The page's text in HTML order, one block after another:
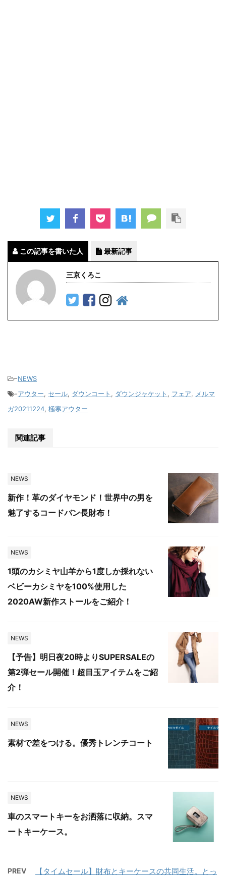
この記事を書いた人 最新記事
三京くろこ
-NEWS
-アウター, セール, ダウンコート , ダウンジャケット , フェア, メルマ
ガ20211224, 極寒アウター
関連記事
NEWS
新作！革のダイヤモンド！世界中の男を
魅了するコードバン長財布！
NEWS
1頭のカシミヤ山羊から1度しか採れない
ベビーカシミヤを100%使用した
2020AW新作ストールをご紹介！
NEWS
【予告】明日夜20時よりSUPERSALEの
第2弾セール開催！超目玉アイテムをご紹
介！
NEWS
素材で差をつける。優秀トレンチコート
NEWS
車のスマートキーをお洒落に収納。スマ
ートキーケース。
PREV
【タイムセール】財布とキーケースの共同生活。とっ